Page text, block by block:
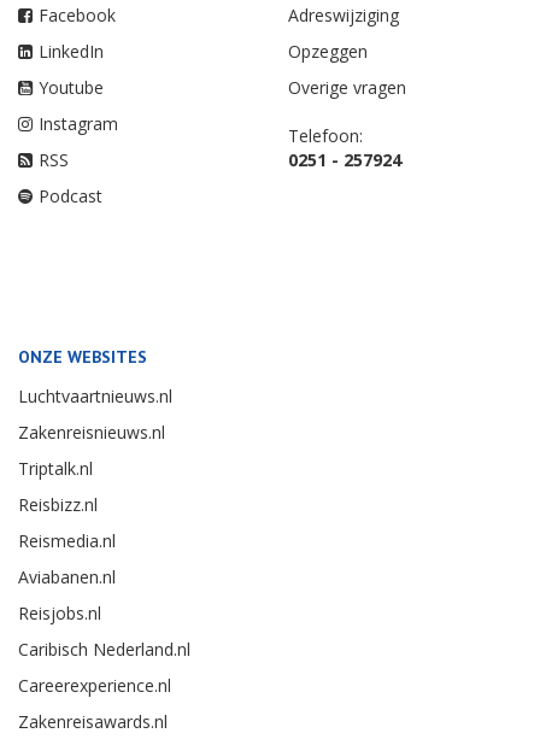
Facebook
LinkedIn
Youtube
Instagram
RSS
Podcast
Adreswijziging
Opzeggen
Overige vragen
Telefoon:
0251 - 257924
ONZE WEBSITES
Luchtvaartnieuws.nl
Zakenreisnieuws.nl
Triptalk.nl
Reisbizz.nl
Reismedia.nl
Aviabanen.nl
Reisjobs.nl
Caribisch Nederland.nl
Careerexperience.nl
Zakenreisawards.nl